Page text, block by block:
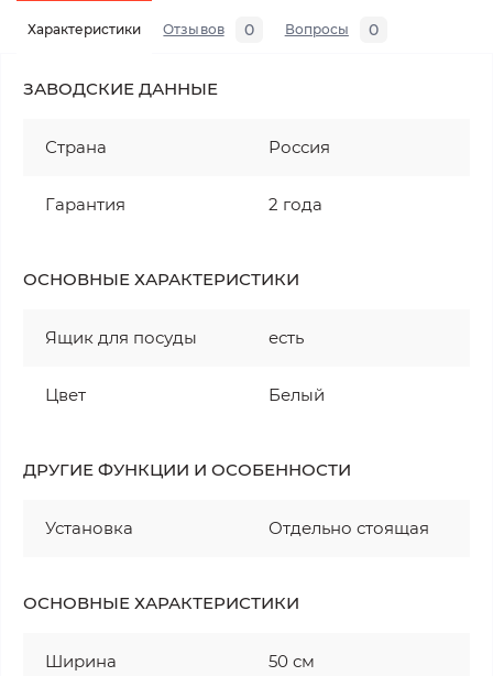
Характеристики Отзывов 0 Вопросы 0
ЗАВОДСКИЕ ДАННЫЕ
Страна Россия
Гарантия 2 года
ОСНОВНЫЕ ХАРАКТЕРИСТИКИ
Ящик для посуды есть
Цвет Белый
ДРУГИЕ ФУНКЦИИ И ОСОБЕННОСТИ
Установка Отдельно стоящая
ОСНОВНЫЕ ХАРАКТЕРИСТИКИ
Ширина 50 см